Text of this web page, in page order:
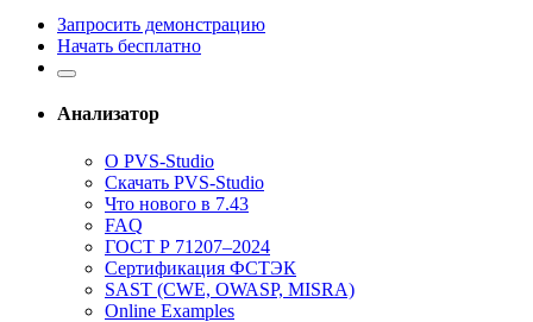
Запросить демонстрацию
Начать бесплатно
Анализатор
О PVS-Studio
Скачать PVS-Studio
Что нового в 7.43
FAQ
ГОСТ Р 71207–2024
Сертификация ФСТЭК
SAST (CWE, OWASP, MISRA)
Online Examples